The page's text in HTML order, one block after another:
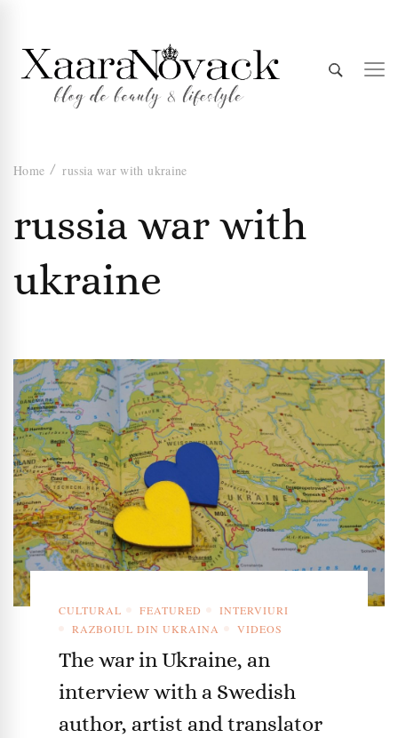
Xaara
Novack
Home russia war with ukraine
russia war with
ukraine
CULTURAL FEATURED
INTERVIURI
RAZBOIUL DIN UKRAINA
VIDEOS
The war in Ukraine, an
interview with a Swedish
author, artist and translator